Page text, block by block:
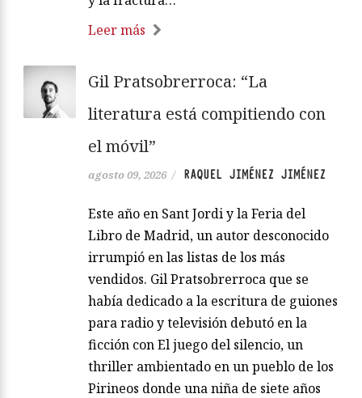
Leer más
Gil Pratsobrerroca: “La
literatura está compitiendo con
el móvil”
agosto 09, 2026 / RAQUEL JIMÉNEZ JIMÉNEZ
Este año en Sant Jordi y la Feria del
Libro de Madrid, un autor desconocido
irrumpió en las listas de los más
vendidos. Gil Pratsobrerroca que se
había dedicado a la escritura de guiones
para radio y televisión debutó en la
ficción con El juego del silencio, un
thriller ambientado en un pueblo de los
Pirineos donde una niña de siete años